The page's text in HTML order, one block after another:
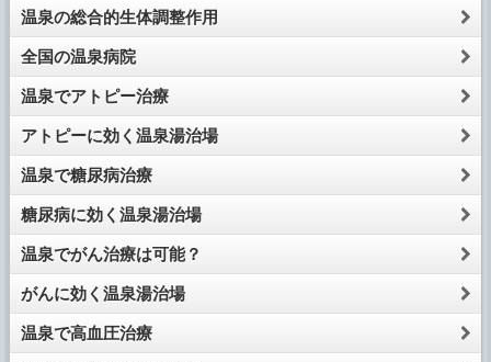
温泉の総合的生体調整作用
全国の温泉病院
温泉でアトピー治療
アトピーに効く温泉湯治場
温泉で糖尿病治療
糖尿病に効く温泉湯治場
温泉でがん治療は可能？
がんに効く温泉湯治場
温泉で高血圧治療